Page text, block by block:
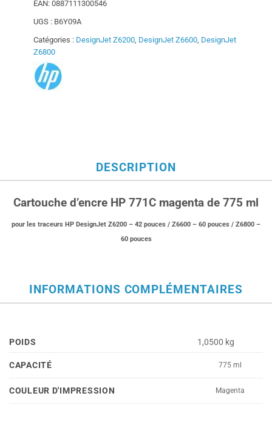
EAN: 0887111300546
UGS : B6Y09A
Catégories : DesignJet Z6200, DesignJet Z6600, DesignJet
Z6800
DESCRIPTION
Cartouche d’encre HP 771C magenta de 775 ml
pour les traceurs HP DesignJet Z6200 – 42 pouces / Z6600 – 60 pouces / Z6800 –
60 pouces
INFORMATIONS COMPLÉMENTAIRES
POIDS 1,0500 kg
CAPACITÉ 775 ml
COULEUR D'IMPRESSION Magenta